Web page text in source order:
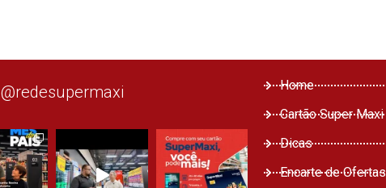
@redesupermaxi
Home
Cartão Super Maxi
Dicas
Encarte de Ofertas